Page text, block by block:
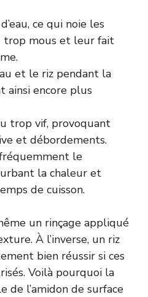
ce qui noie les
trop mous et leur fait
et le riz pendant la
ainsi encore plus
trop vif, provoquant
et débordements.
le
la chaleur et
de cuisson.
un rinçage appliqué
À l’inverse, un riz
bien réussir si ces
Voilà pourquoi la
de l’amidon de surface